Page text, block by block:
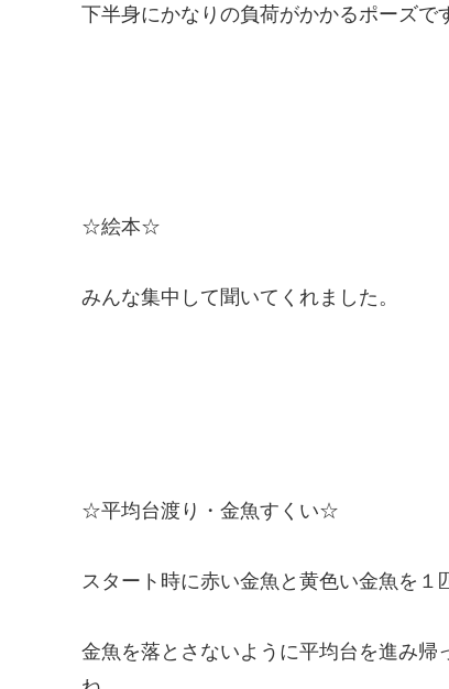
下半身にかなりの負荷がかかるポーズで
☆絵本☆
みんな集中して聞いてくれました。
☆平均台渡り・金魚すくい☆
スタート時に赤い金魚と黄色い金魚を１
金魚を落とさないように平均台を進み